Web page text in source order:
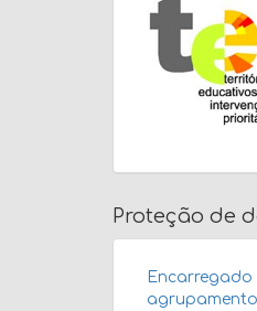
Proteção de
agrupamento